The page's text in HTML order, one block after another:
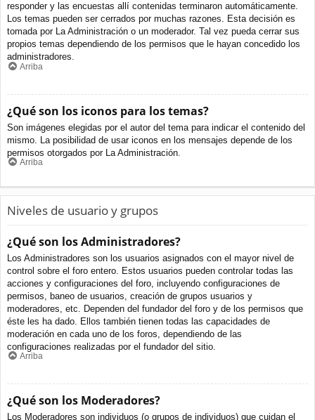
responder y las encuestas allí contenidas terminaron automáticamente.
Los temas pueden ser cerrados por muchas razones. Esta decisión es
tomada por La Administración o un moderador. Tal vez pueda cerrar sus
propios temas dependiendo de los permisos que le hayan concedido los
administradores.
Arriba
¿Qué son los iconos para los temas?
Son imágenes elegidas por el autor del tema para indicar el contenido del
mismo. La posibilidad de usar iconos en los mensajes depende de los
permisos otorgados por La Administración.
Arriba
Niveles de usuario y grupos
¿Qué son los Administradores?
Los Administradores son los usuarios asignados con el mayor nivel de
control sobre el foro entero. Estos usuarios pueden controlar todas las
acciones y configuraciones del foro, incluyendo configuraciones de
permisos, baneo de usuarios, creación de grupos usuarios y
moderadores, etc. Dependen del fundador del foro y de los permisos que
éste les ha dado. Ellos también tienen todas las capacidades de
moderación en cada uno de los foros, dependiendo de las
configuraciones realizadas por el fundador del sitio.
Arriba
¿Qué son los Moderadores?
Los Moderadores son individuos (o grupos de individuos) que cuidan el